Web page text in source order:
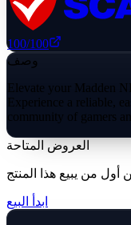
100/100
وصف
Elevate your Madden
Experience a reliable,
community of gamers
العروض المتاحة
ابدأ البيع